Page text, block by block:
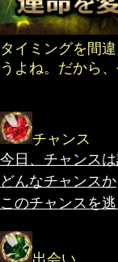
タイミングを間
うよね。だから
チャンス
今日、チャンス
どんなチャンスか
このチャンスを
出会い